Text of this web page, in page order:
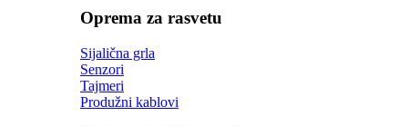
Oprema za rasvetu
Sijalična grla
Senzori
Tajmeri
Produžni kablovi